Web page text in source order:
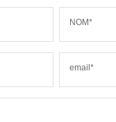
NOM*
email*